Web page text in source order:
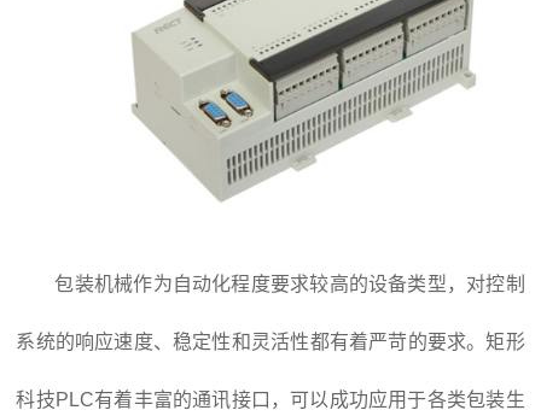
包装机械作为自动化程度要求较高的设备类型，对控制
系统的响应速度、稳定性和灵活性都有着严苛的要求。矩形
科技PLC有着丰富的通讯接口，可以成功应用于各类包装生